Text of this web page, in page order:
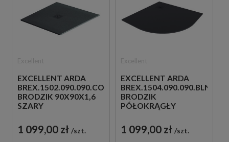
EXCELLENT ARDA
BREX.1502.090.090.CON
BRODZIK 90X90X1,6
SZARY
1 099,00 zł szt.
EXCELLENT ARDA
BREX.1504.090.090.BLN
BRODZIK
PÓŁOKRĄGŁY
1 099,00 zł szt.